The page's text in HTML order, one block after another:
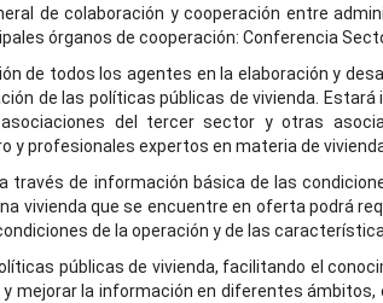
de colaboración y cooperación entre
órganos de cooperación: Conferencia
de todos los agentes en la elaboración y
de las políticas públicas de vivienda.
del tercer sector y otras
profesionales expertos en materia de
de información básica de las
vivienda que se encuentre en oferta podrá
de la operación y de las
públicas de vivienda, facilitando el
mejorar la información en diferentes